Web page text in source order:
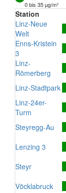
0 bis 35 µg/m³
Station
Linz-Neue
Welt
Enns-Kristein
3
Linz-
Römerberg
Linz-Stadtpark
Linz-24er-
Turm
Steyregg-Au
Lenzing 3
Steyr
Vöcklabruck